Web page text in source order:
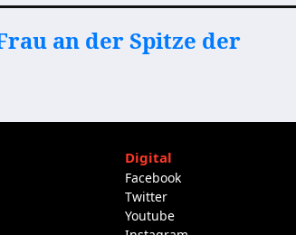
an der Spitze der
Digital
Facebook
Twitter
Youtube